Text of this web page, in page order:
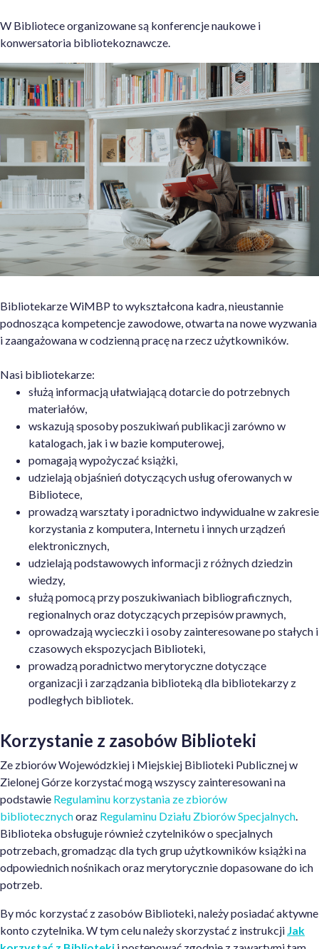
W Bibliotece organizowane są konferencje naukowe i
konwersatoria bibliotekoznawcze.
Bibliotekarze WiMBP to wykształcona kadra, nieustannie
podnosząca kompetencje zawodowe, otwarta na nowe wyzwania
i zaangażowana w codzienną pracę na rzecz użytkowników.
Nasi bibliotekarze:
służą informacją ułatwiającą dotarcie do potrzebnych
materiałów,
wskazują sposoby poszukiwań publikacji zarówno w
katalogach, jak i w bazie komputerowej,
pomagają wypożyczać książki,
udzielają objaśnień dotyczących usług oferowanych w
Bibliotece,
prowadzą warsztaty i poradnictwo indywidualne w zakresie
korzystania z komputera, Internetu i innych urządzeń
elektronicznych,
udzielają podstawowych informacji z różnych dziedzin
wiedzy,
służą pomocą przy poszukiwaniach bibliograficznych,
regionalnych oraz dotyczących przepisów prawnych,
oprowadzają wycieczki i osoby zainteresowane po stałych i
czasowych ekspozycjach Biblioteki,
prowadzą poradnictwo merytoryczne dotyczące
organizacji i zarządzania biblioteką dla bibliotekarzy z
podległych bibliotek.
Korzystanie z zasobów Biblioteki
Ze zbiorów Wojewódzkiej i Miejskiej Biblioteki Publicznej w
Zielonej Górze korzystać mogą wszyscy zainteresowani na
podstawie Regulaminu korzystania ze zbiorów
bibliotecznychoraz Regulaminu Działu Zbiorów Specjalnych
Biblioteka obsługuje również czytelników o specjalnych
potrzebach, gromadząc dla tych grup użytkowników książki na
odpowiednich nośnikach oraz merytorycznie dopasowane do ich
potrzeb.
By móc korzystać z zasobów Biblioteki, należy posiadać aktywne
konto czytelnika. W tym celu należy skorzystać z instrukcji Jak